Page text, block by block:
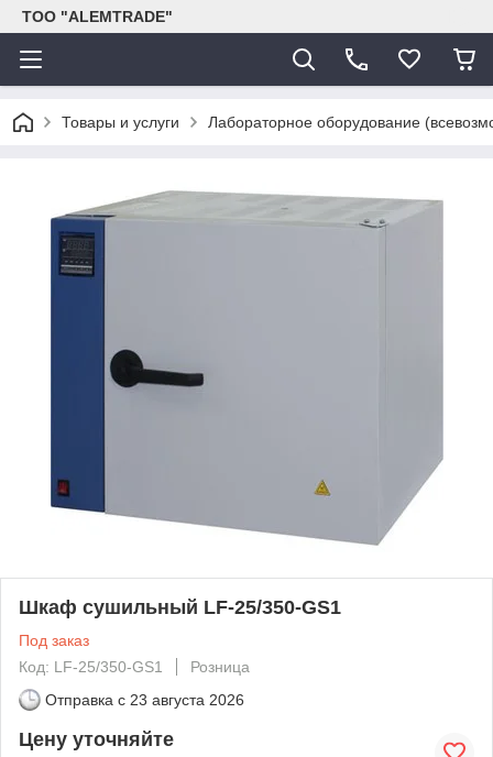
ТОО "ALEMTRADE"
Товары и услуги Лабораторное оборудование
Шкаф сушильный LF-25/350-GS1
Под заказ
Код: LF-25/350-GS1
Розница
Отправка с 23 августа 2026
Цену уточняйте